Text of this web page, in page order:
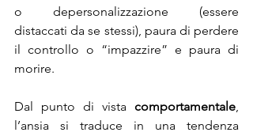
o depersonalizzazione (essere
distaccati da se stessi), paura di perdere
il controllo o “impazzire” e paura di
morire.
Dal punto di vista comportamentale,
l’ansia si traduce in una tendenza